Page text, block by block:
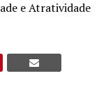
e Atratividade